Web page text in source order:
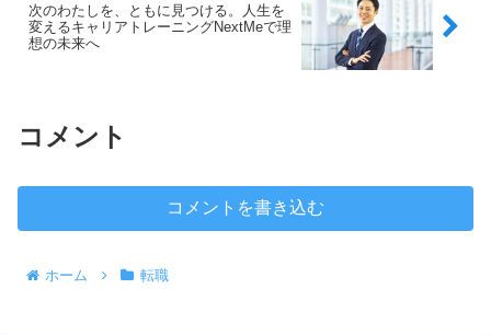
次のわたしを、ともに見つける。人生を
変えるキャリアトレーニングNextMeで理
想の未来へ
コメント
コメントを書き込む
ホーム 転職